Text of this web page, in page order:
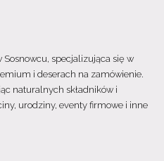
specjalizująca się w
i deserach na zamówienie.
naturalnych składników i
urodziny, eventy firmowe i inne